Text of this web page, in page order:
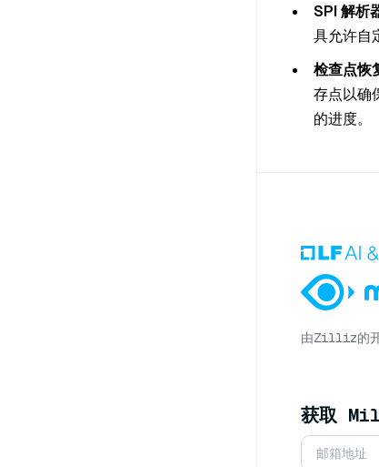
SPI 解析
具允许自
检查点恢
存点以确
的进度。
由Zilliz的
获取